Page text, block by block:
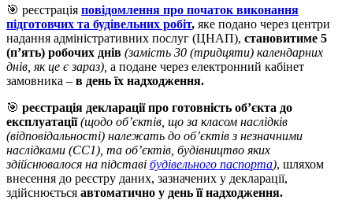
🎯 реєстрація повідомлення про початок виконання
підготовчих та будівельних робіт, яке подано через центри
надання адміністративних послуг (ЦНАП), становитиме 5
(п’ять) робочих днів (замість 30 (тридцяти) календарних
днів, як це є зараз), а подане через електронний кабінет
замовника – в день їх надходження.
🎯 реєстрація декларації про готовність об’єкта до
експлуатації (щодо об’єктів, що за класом наслідків
(відповідальності) належать до об’єктів з незначними
наслідками (СС1), та об’єктів, будівництво яких
здійснювалося на підставі будівельного паспорта), шляхом
внесення до реєстру даних, зазначених у декларації,
здійснюється автоматично у день її надходження.